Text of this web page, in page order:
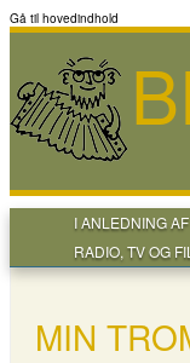
Gå til hovedindhold
I ANLEDNING AF
RADIO, TV OG
MIN